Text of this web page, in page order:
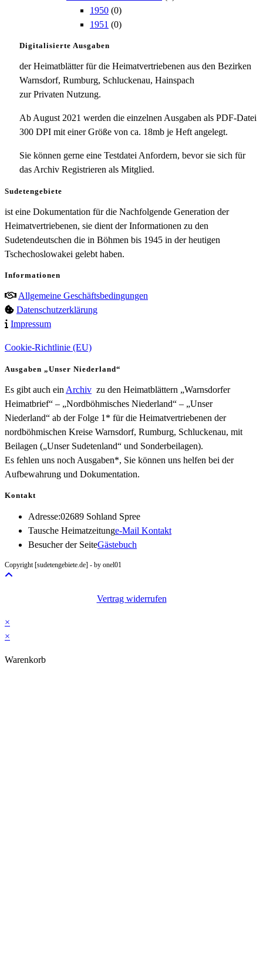
1950 (0)
1951 (0)
Digitalisierte Ausgaben
der Heimatblätter für die Heimatvertriebenen aus den Bezirken
Warnsdorf, Rumburg, Schluckenau, Hainspach
zur Privaten Nutzung.
Ab August 2021 werden die einzelnen Ausgaben als PDF-Datei
300 DPI mit einer Größe von ca. 18mb je Heft angelegt.
Sie können gerne eine Testdatei Anfordern, bevor sie sich für
das Archiv Registrieren als Mitglied.
Sudetengebiete
ist eine Dokumentation für die Nachfolgende Generation der
Heimatvertriebenen, sie dient der Informationen zu den
Sudetendeutschen die in Böhmen bis 1945 in der heutigen
Tschechoslowakei gelebt haben.
Informationen
Allgemeine Geschäftsbedingungen
Datenschutzerklärung
Impressum
Cookie-Richtlinie (EU)
Ausgaben „Unser Niederland“
Es gibt auch ein Archiv zu den Heimatblättern „Warnsdorfer
Heimatbrief“ – „Nordböhmisches Niederland“ – „Unser
Niederland“ ab der Folge 1* für die Heimatvertriebenen der
nordböhmischen Kreise Warnsdorf, Rumburg, Schluckenau, mit
Beilagen („Unser Sudetenland“ und Sonderbeilagen).
Es fehlen uns noch Ausgaben*, Sie können uns helfen bei der
Aufbewahrung und Dokumentation.
Kontakt
Adresse:02689 Sohland Spree
Tausche Heimatzeitunge-Mail KontaktOpens
Besucher der SeiteGästebuch
Copyright [sudetengebiete.de] - by onel01
Vertrag widerrufen
×
×
Warenkorb